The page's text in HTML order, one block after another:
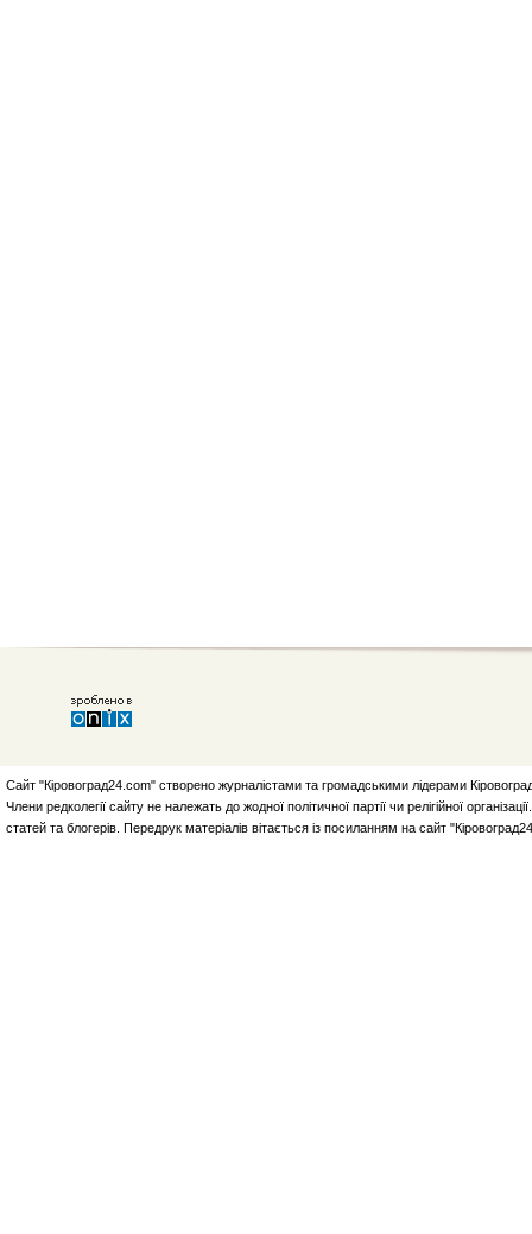
Сайт "Кіровоград24.com" створено журналістами та громадськими лідерами
Члени редколегії сайту не належать до жодної політичної партії чи релігійної
статей та блогерів. Передрук матеріалів вітається із посиланням на сайт